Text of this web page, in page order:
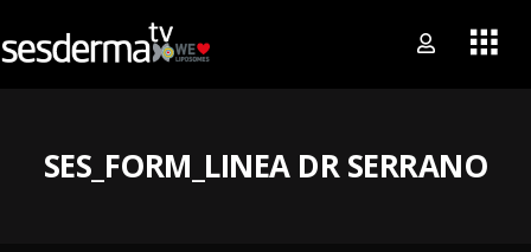
SES_FORM_LINEA DR SERRANO